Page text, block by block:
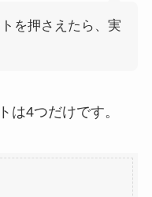
を押さえたら、実
は4つだけです。